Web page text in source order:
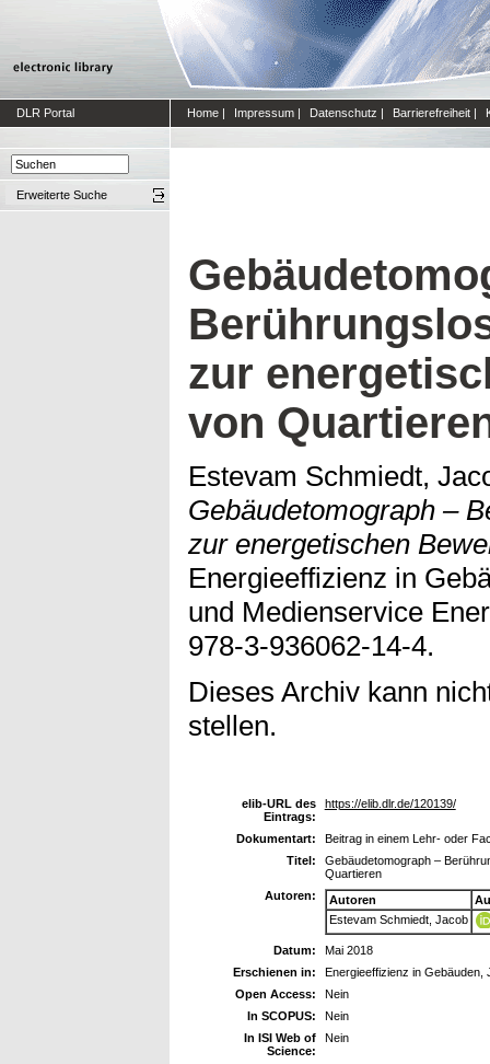
DLR Portal Home | Impressum | Datenschutz | Barrierefreiheit |
Erweiterte Suche
zur
von
Estevam Schmiedt,
Gebäudetomograph –
zur energetischen
Energieeffizienz in
und Medienservice
978-3-936062-14-4.
Dieses Archiv kann
stellen.
elib-URL des
Eintrags:
https://elib.dlr.de/120139/
Dokumentart:
Beitrag in einem Lehr- oder
Titel:
Gebäudetomograph –
Quartieren
Autoren:
Autoren
Estevam Schmiedt, Jacob
Datum:
Mai 2018
Erschienen in:
Energieeffizienz in Gebäuden,
Open Access:
Nein
In SCOPUS:
Nein
In ISI Web of
Science:
Nein